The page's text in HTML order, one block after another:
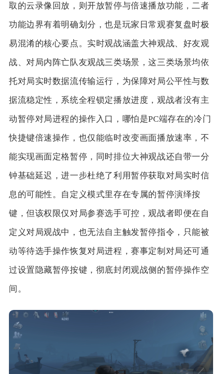
取的云录像回放，则开放暂停与倍速播放功能，二者
功能边界有着明确划分，也是玩家日常观赛复盘时极
易混淆的核心要点。实时观战涵盖大神观战、好友观
战、对局内阵亡队友观战三类场景，这三类场景均依
托对局实时数据流传输运行，为保障对局公平性与数
据流稳定性，系统全程锁定播放进度，观战者没有主
动暂停对局进程的操作入口，哪怕是PC端存在的冷门
快捷键倍速操作，也仅能临时改变画面播放速率，不
能实现画面定格暂停，同时排位大神观战还自带一分
钟基础延迟，进一步杜绝了利用暂停获取对局实时信
息的可能性。自定义模式里存在专属的暂停演绎按
键，但该权限仅对局参赛选手可控，观战者即便在自
定义对局观战中，也无法自主触发暂停指令，只能被
动等待选手操作恢复对局进程，赛事定制对局还可通
过设置隐藏暂停按键，彻底封闭观战侧的暂停操作空
间。